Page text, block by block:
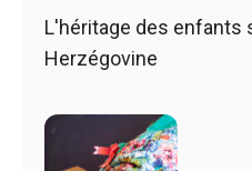
L'héritage des enfants
Herzégovine